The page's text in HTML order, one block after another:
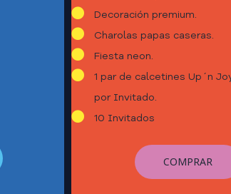
Decoración premium.
Charolas papas caseras.
Fiesta neon.
1 par de calcetines Up´n
por Invitado.
10 Invitados
COMPRAR